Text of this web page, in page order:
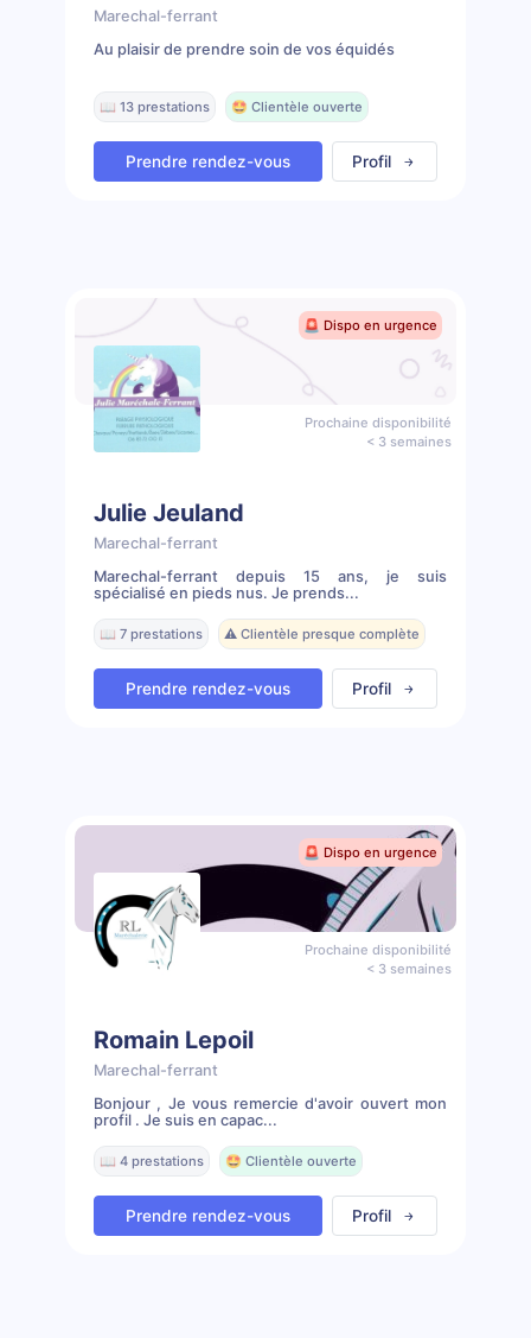
Marechal-ferrant
Au plaisir de prendre soin de vos équidés
📖 13 prestations 🤩 Clientèle ouverte
Prendre rendez-vous Profil
🚨 Dispo en urgence
Prochaine disponibilité
< 3 semaines
Julie Jeuland
Marechal-ferrant
Marechal-ferrant depuis 15 ans, je suis
spécialisé en pieds nus. Je prends...
📖 7 prestations ⚠️ Clientèle presque complète
Prendre rendez-vous Profil
🚨 Dispo en urgence
Prochaine disponibilité
< 3 semaines
Romain Lepoil
Marechal-ferrant
Bonjour , Je vous remercie d'avoir ouvert mon
profil . Je suis en capac...
📖 4 prestations 🤩 Clientèle ouverte
Prendre rendez-vous Profil